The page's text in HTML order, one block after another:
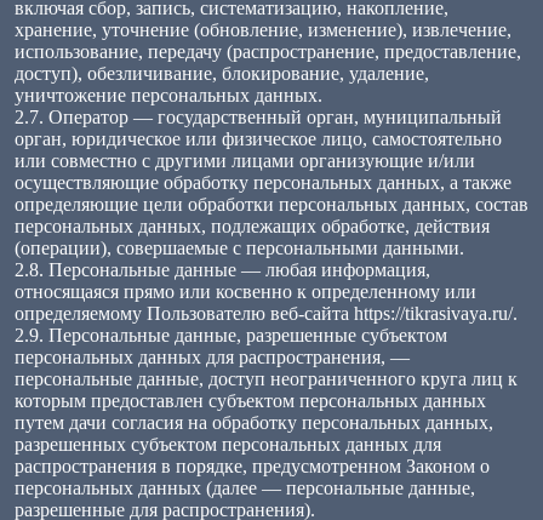
включая сбор, запись, систематизацию, накопление,
хранение, уточнение (обновление, изменение), извлечение,
использование, передачу (распространение, предоставление,
доступ), обезличивание, блокирование, удаление,
уничтожение персональных данных.
2.7. Оператор — государственный орган, муниципальный
орган, юридическое или физическое лицо, самостоятельно
или совместно с другими лицами организующие и/или
осуществляющие обработку персональных данных, а также
определяющие цели обработки персональных данных, состав
персональных данных, подлежащих обработке, действия
(операции), совершаемые с персональными данными.
2.8. Персональные данные — любая информация,
относящаяся прямо или косвенно к определенному или
определяемому Пользователю веб-сайта https://tikrasivaya.ru/.
2.9. Персональные данные, разрешенные субъектом
персональных данных для распространения, —
персональные данные, доступ неограниченного круга лиц к
которым предоставлен субъектом персональных данных
путем дачи согласия на обработку персональных данных,
разрешенных субъектом персональных данных для
распространения в порядке, предусмотренном Законом о
персональных данных (далее — персональные данные,
разрешенные для распространения).